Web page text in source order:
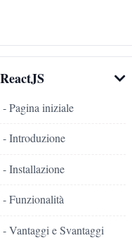
- Pagina iniziale
- Introduzione
- Installazione
- Funzionalità
- Vantaggi e Svantaggi